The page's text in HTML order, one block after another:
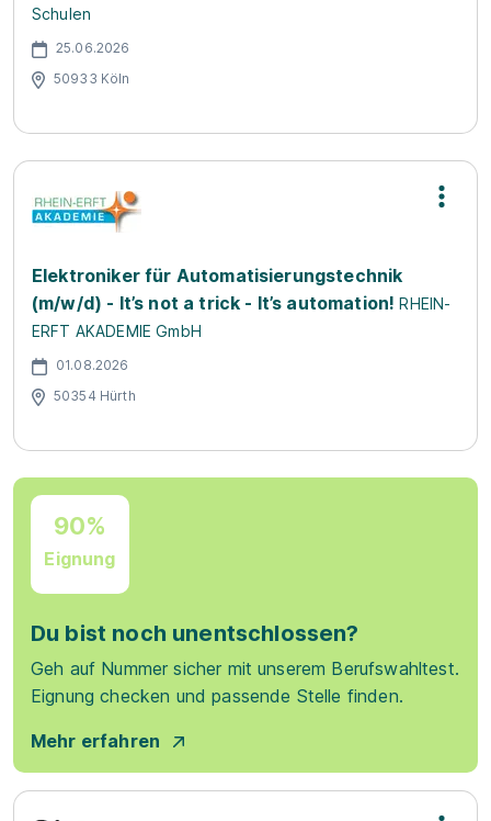
Schulen
25.06.2026
50933 Köln
Elektroniker für Automatisierungstechnik
(m/w/d) - It’s not a trick - It’s automation! RHEIN-
ERFT AKADEMIE GmbH
01.08.2026
50354 Hürth
90%
Eignung
Du bist noch unentschlossen?
Geh auf Nummer sicher mit unserem Berufswahltest.
Eignung checken und passende Stelle finden.
Mehr erfahren